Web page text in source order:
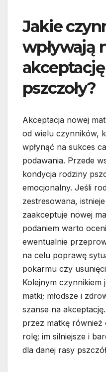
Jakie
wpływają
pszczoły?
Akceptacja nowej
od wielu czynników,
wpłynąć na sukces
podawania. Przede
kondycja rodziny
emocjonalny. Jeśli
zestresowana,
zaakceptuje nowej
podaniem warto
ewentualnie
na celu poprawę
pokarmu czy
Kolejnym czynnikiem
matki; młodsze i
szanse na
przez matkę również
rolę; im silniejsze i
dla danej rasy